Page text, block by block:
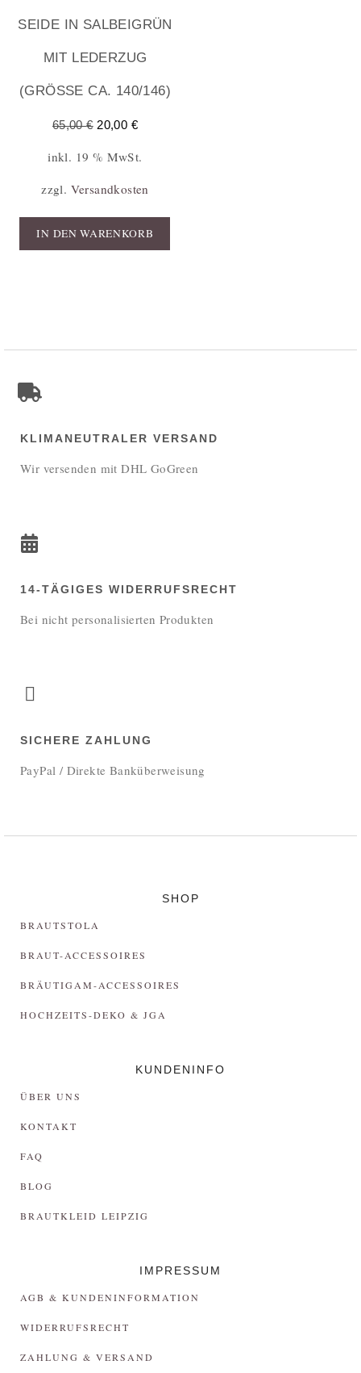
SEIDE IN SALBEIGRÜN
MIT LEDERZUG
(GRÖSSE CA. 140/146)
65,00€ 20,00 €
inkl. 19 % MwSt.
zzgl. Versandkosten
IN DEN WARENKORB
KLIMANEUTRALER VERSAND
Wir versenden mit DHL GoGreen
14-TÄGIGES WIDERRUFSRECHT
Bei nicht personalisierten Produkten
SICHERE ZAHLUNG
PayPal / Direkte Banküberweisung
SHOP
BRAUTSTOLA
BRAUT-ACCESSOIRES
BRÄUTIGAM-ACCESSOIRES
HOCHZEITS-DEKO & JGA
KUNDENINFO
ÜBER UNS
KONTAKT
FAQ
BLOG
BRAUTKLEID LEIPZIG
IMPRESSUM
AGB & KUNDENINFORMATION
WIDERRUFSRECHT
ZAHLUNG & VERSAND